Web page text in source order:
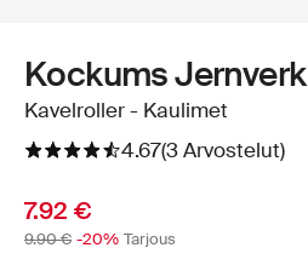
Kockums Jernverk
Kavelroller - Kaulimet
4.67(3 Arvostelut)
7.92 €
9.90 € -20% Tarjous